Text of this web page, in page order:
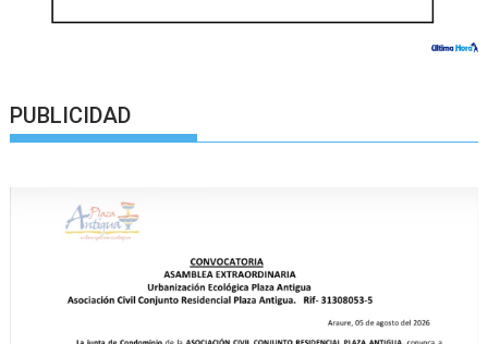
PUBLICIDAD